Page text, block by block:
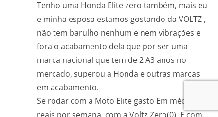
Tenho uma Honda Elite zero também, mais eu
e minha esposa estamos gostando da VOLTZ ,
não tem barulho nenhum e nem vibrações e
fora o acabamento dela que por ser uma
marca nacional que tem de 2 A3 anos no
mercado, superou a Honda e outras marcas
em acabamento.
Se rodar com a Moto Elite gasto Em média 40
reais por semana, com a Voltz Zero(0). E com